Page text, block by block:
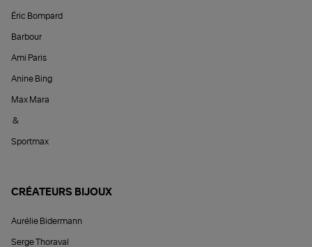
Éric Bompard
Barbour
Ami Paris
Anine Bing
Max Mara
&
Sportmax
CRÉATEURS BIJOUX
Aurélie Bidermann
Serge Thoraval